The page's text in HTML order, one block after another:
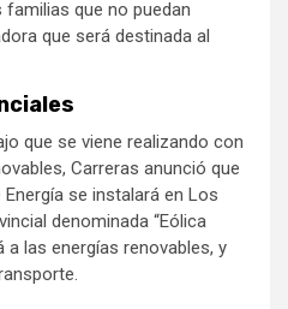
que no puedan
que será destinada al
que se viene realizando con
Carreras anunció que
se instalará en Los
denominada “Eólica
a las energías renovables, y